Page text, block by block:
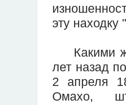
эту
Какими
лет назад
2 апреля
Омахо,